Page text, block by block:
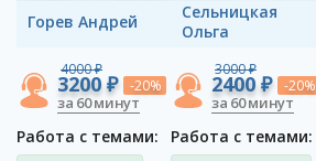
Горев Андрей
4000 ₽
3200 ₽ -20%
за 60 минут
Работа с темами:
Сельницкая
Ольга
3000 ₽
2400 ₽ -20%
за 60 минут
Работа с темами: